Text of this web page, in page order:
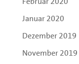
Januar 2020
Dezember 2019
November 2019